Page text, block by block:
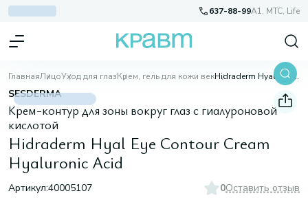
637-88-99A1, МТС, Life
ГлавнаяЛицоУход для глазКрем, гель для кожи век Hidraderm Hyal Eye Contour Cream Hyaluronic Acid
SESDERMA
Крем-контур для зоны вокруг глаз c гиалуроновой
кислотой
Hidraderm Hyal Eye Contour Cream
Hyaluronic Acid
Артикул:40005107 0Оставить отзыв